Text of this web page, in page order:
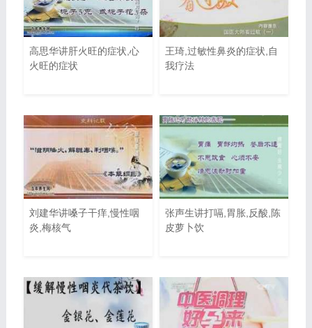
高思华讲肝火旺的症状,心
火旺的症状
王琦,过敏性鼻炎的症状,自
我疗法
刘建华讲嗓子干痒,慢性咽
炎,梅核气
张声生讲打嗝,胃胀,反酸,陈
皮萝卜饮